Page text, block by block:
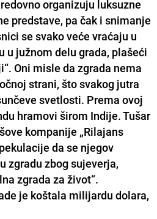
organizuju luksuzne
predstave, pa čak i snimanje
se svako veće vraćaju u
u južnom delu grada, plašeći
Oni misle da zgrada nema
strani, što svakog jutra
svetlosti. Prema ovoj
hramovi širom Indije. Tušar
kompanije „Rilajans
da se njegov
zgradu zbog sujeverja,
zgrada za život“.
je koštala milijardu dolara,